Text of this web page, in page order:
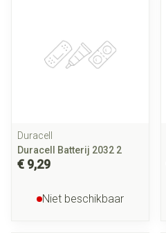
Duracell
Duracell Batterij 2032 2
€ 9,29
Niet beschikbaar